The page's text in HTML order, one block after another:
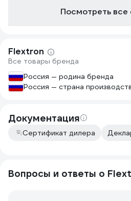
Посмотреть все
Flextron
Все товары бренда
Россия — родина бренда
Россия — страна
Документация
Сертификат дилера
Вопросы и ответы о